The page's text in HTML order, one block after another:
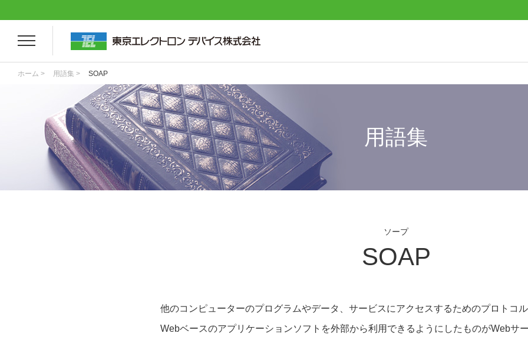
ホーム > 用語集 > SOAP
用語集
ソープ
SOAP
他のコンピューターのプログラムやデータ、サービスにアクセスするためのプロトコ
Webベースのアプリケーションソフトを外部から利用できるようにしたものがWebサ